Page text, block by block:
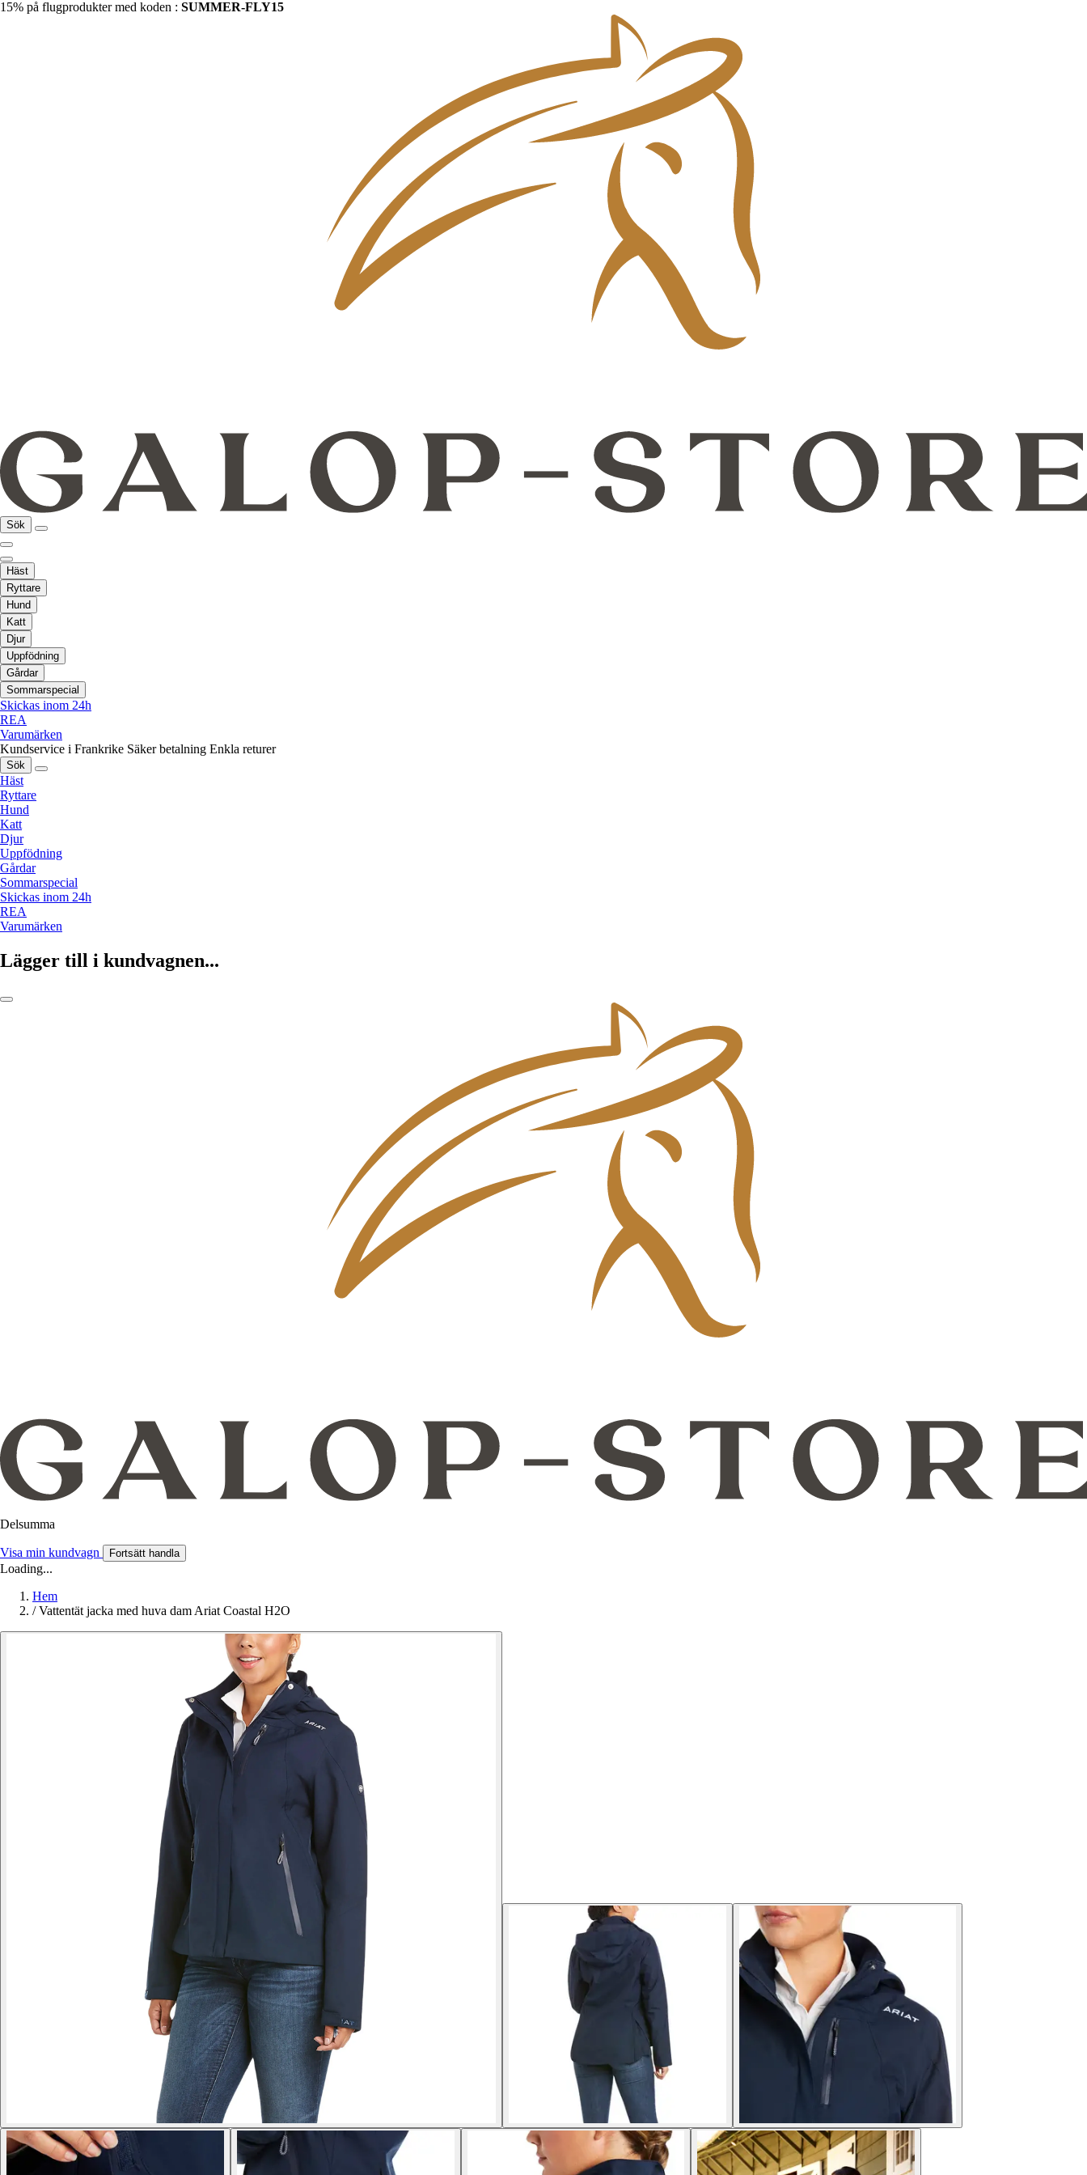
15% på flugprodukter med koden : SUMMER-FLY15
Sök
Häst
Ryttare
Hund
Katt
Djur
Uppfödning
Gårdar
Sommarspecial
Skickas inom 24h
REA
Varumärken
Kundservice i Frankrike Säker betalning Enkla returer
Sök
Häst
Ryttare
Hund
Katt
Djur
Uppfödning
Gårdar
Sommarspecial
Skickas inom 24h
REA
Varumärken
Lägger till i kundvagnen...
Delsumma
Visa min kundvagn Fortsätt handla
Loading...
Hem
/ Vattentät jacka med huva dam Ariat Coastal H2O